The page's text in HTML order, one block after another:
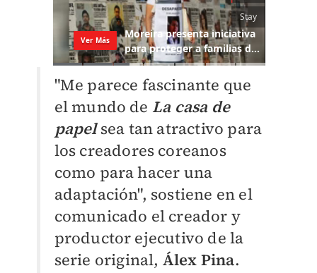
"Me parece fascinante que
el mundo de La casa de
papelsea tan atractivo para
los creadores coreanos
como para hacer una
adaptación", sostiene en el
comunicado el creador y
productor ejecutivo de la
serie original, Álex Pina.